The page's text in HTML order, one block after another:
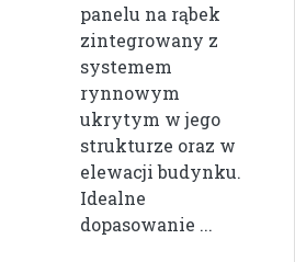
panelu na rąbek
zintegrowany z
systemem
rynnowym
ukrytym w jego
strukturze oraz w
elewacji budynku.
Idealne
dopasowanie ...